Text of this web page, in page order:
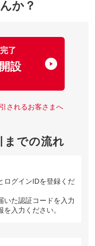
か？
了
設
されるお客さまへ
までの流れ
ログインIDを登録くだ
いた認証コードを入力
を入力ください。